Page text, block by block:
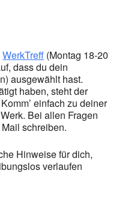
WerkTreff (Montag 18-20
dass du dein
ausgewählt hast.
haben, steht der
einfach zu deiner
Bei allen Fragen
schreiben.
Hinweise für dich,
verlaufen